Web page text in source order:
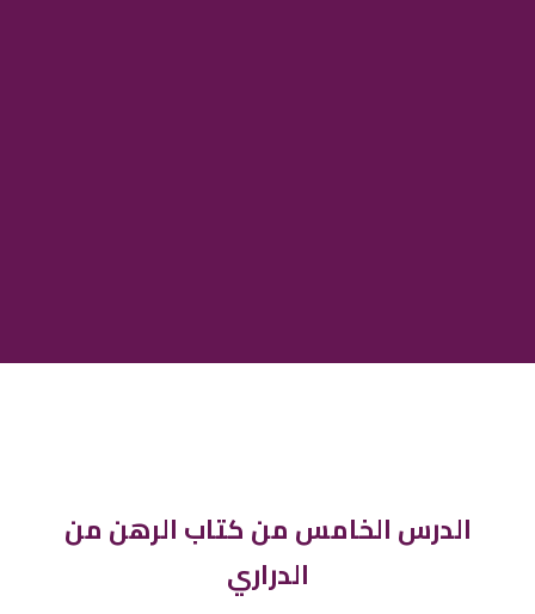
الدرس الخامس من كتاب الرهن من
الدراري